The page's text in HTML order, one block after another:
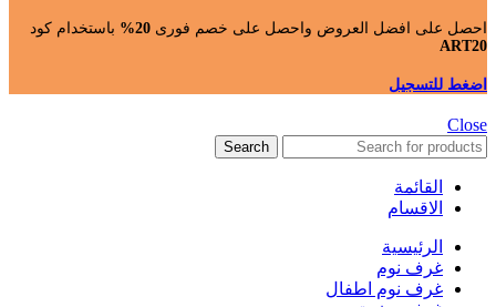
احصل على افضل العروض واحصل على خصم فورى 20%
باستخدام كود
ART20
اضغط للتسجيل
Close
Search
القائمة
الاقسام
الرئيسية
غرف نوم
غرف نوم اطفال